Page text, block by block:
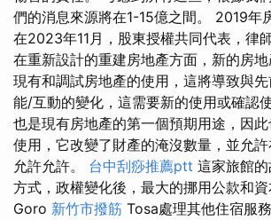
們的消息來源將在1-15億之間。 2019年
在2023年11月，股東授權共同代表，律
在重新設計的重建房地產方面，新的房
現有和調試房地產的使用，這將導致與
能/互動的變化，這需要新的使用或確認
也是現有房地產的第一個預期用途，因
使用，它改變了財產的淹沒數量，並允
允許允許。 台中刮痧推薦ptt 這家旅館
方式，政權變化後，最大的挪用公款和資
Goro 新竹市撥筋 Tosa處理其他住宿服